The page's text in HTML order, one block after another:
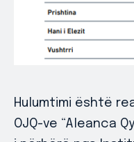
Hulumtimi është
OJQ-ve “Aleanca